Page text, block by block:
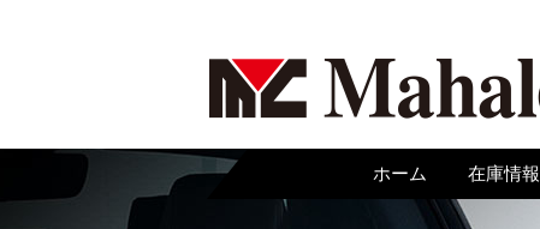
ホーム 在庫情報